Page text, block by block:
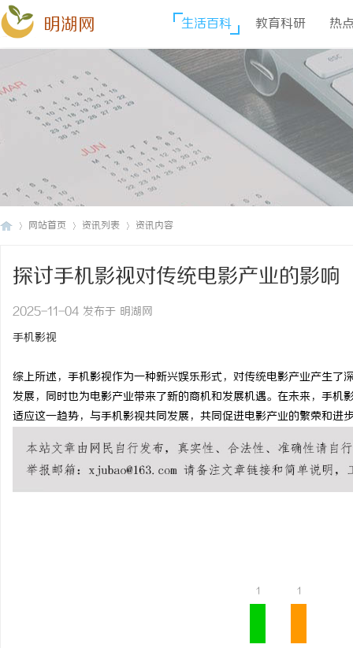
明湖网 生活百科 教育科研 热
网站首页 资讯列表 资讯内容
探讨手机影视对传统电影产业的影响
2025-11-04 发布于 明湖网
手机影视
综上所述，手机影视作为一种新兴娱乐形式，对传统电影产业产生
发展，同时也为电影产业带来了新的商机和发展机遇。在未来，手
适应这一趋势，与手机影视共同发展，共同促进电影产业的繁荣和进
1 1